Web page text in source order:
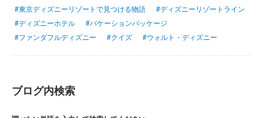
#東京ディズニーリゾートで見つける物語
#ディズニーリゾートライン
#ディズニーホテル
#バケーションパッケージ
#ファンダフルディズニー
#クイズ #ウォルト・ディズニー
ブログ内検索